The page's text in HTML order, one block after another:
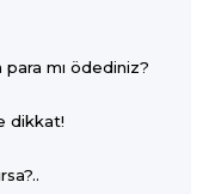
para mı ödediniz?
dikkat!